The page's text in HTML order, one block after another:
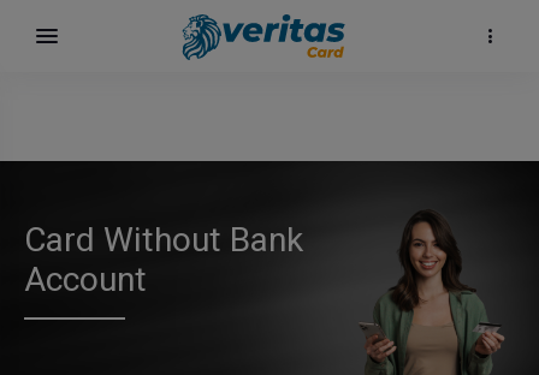
Card Without Bank
Account